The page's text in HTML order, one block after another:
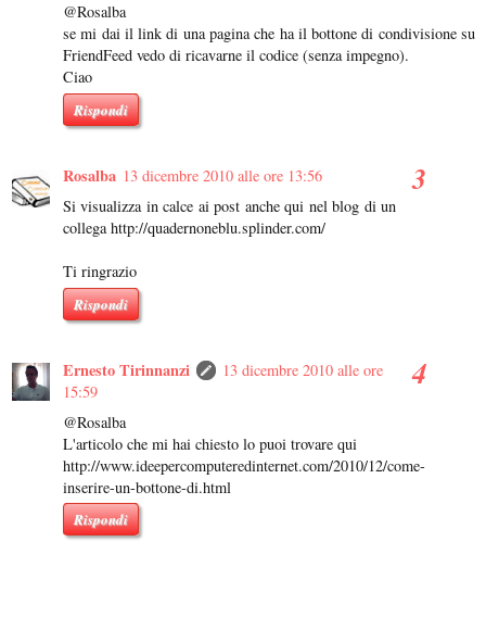
@Rosalba
se mi dai il link di una pagina che ha il bottone di condivisione su
FriendFeed vedo di ricavarne il codice (senza impegno).
Ciao
Rispondi
Rosalba 13 dicembre 2010 alle ore 13:56
Si visualizza in calce ai post anche qui nel blog di un
collega http://quadernoneblu.splinder.com/
Ti ringrazio
Rispondi
Ernesto Tirinnanzi
13 dicembre 2010 alle ore
15:59
@Rosalba
L'articolo che mi hai chiesto lo puoi trovare qui
http://www.ideepercomputeredinternet.com/2010/12/come-
inserire-un-bottone-di.html
Rispondi